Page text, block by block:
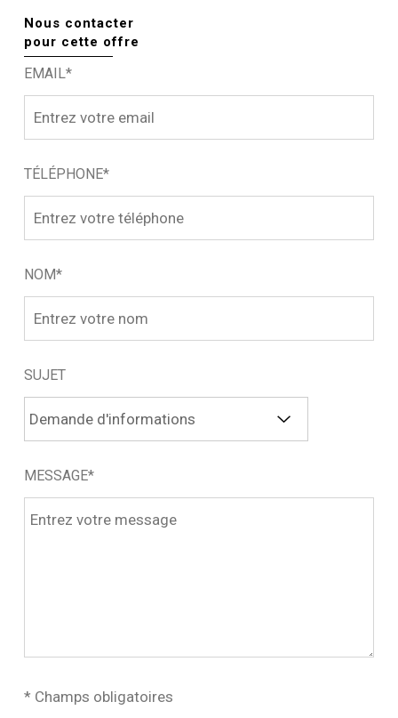
Nous contacter
pour cette offre
EMAIL*
TÉLÉPHONE*
NOM*
SUJET
MESSAGE*
* Champs obligatoires